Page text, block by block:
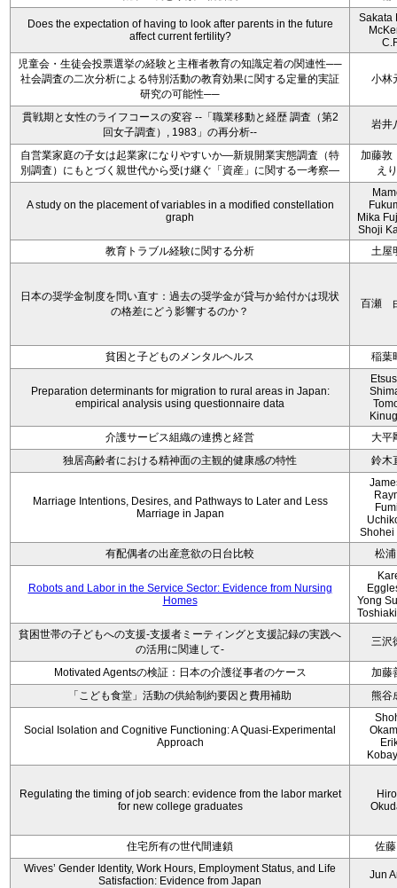
Does the expectation of having to look after parents in the future
affect current fertility?
Sakata
児童会・生徒会投票選挙の経験と主権者教育の知識定着の関連性──
社会調査の二次分析による特別活動の教育効果に関する定量的実証
研究の可能性──
小林
貫戦期と女性のライフコースの変容 --「職業移動と経歴 調査（第2
回女子調査）, 1983」の再分析--
岩井
自営業家庭の子女は起業家になりやすいか―新規開業実態調査（特
別調査）にもとづく親世代から受け継ぐ「資産」に関する一考察―
加藤敦
え
A study on the placement of variables in a modified constellation
graph
Mika
Shoji
教育トラブル経験に関する分析
土屋
日本の奨学金制度を問い直す：過去の奨学金が貸与か給付かは現状
の格差にどう影響するのか？
百瀬
貧困と子どものメンタルヘルス 稲葉
Preparation determinants for migration to rural areas in Japan:
empirical analysis using questionnaire data
介護サービス組織の連携と経営
大平
独居高齢者における精神面の主観的健康感の特性
鈴木
Marriage Intentions, Desires, and Pathways to Later and Less
Marriage in Japan
Shohei
有配偶者の出産意欲の日台比較
松
Robots and Labor in the Service Sector: Evidence from Nursing
Homes
Yong
貧困世帯の子どもへの支援-支援者ミーティングと支援記録の実践へ
の活用に関連して-
三沢
Motivated Agentsの検証：日本の介護従事者のケース
加藤
「こども食堂」活動の供給制約要因と費用補助
熊谷
Social Isolation and Cognitive Functioning: A Quasi-Experimental
Approach
Regulating the timing of job search: evidence from the labor market
for new college graduates
住宅所有の世代間連鎖
佐
Wives’ Gender Identity, Work Hours, Employment Status, and Life
Satisfaction: Evidence from Japan
Jun